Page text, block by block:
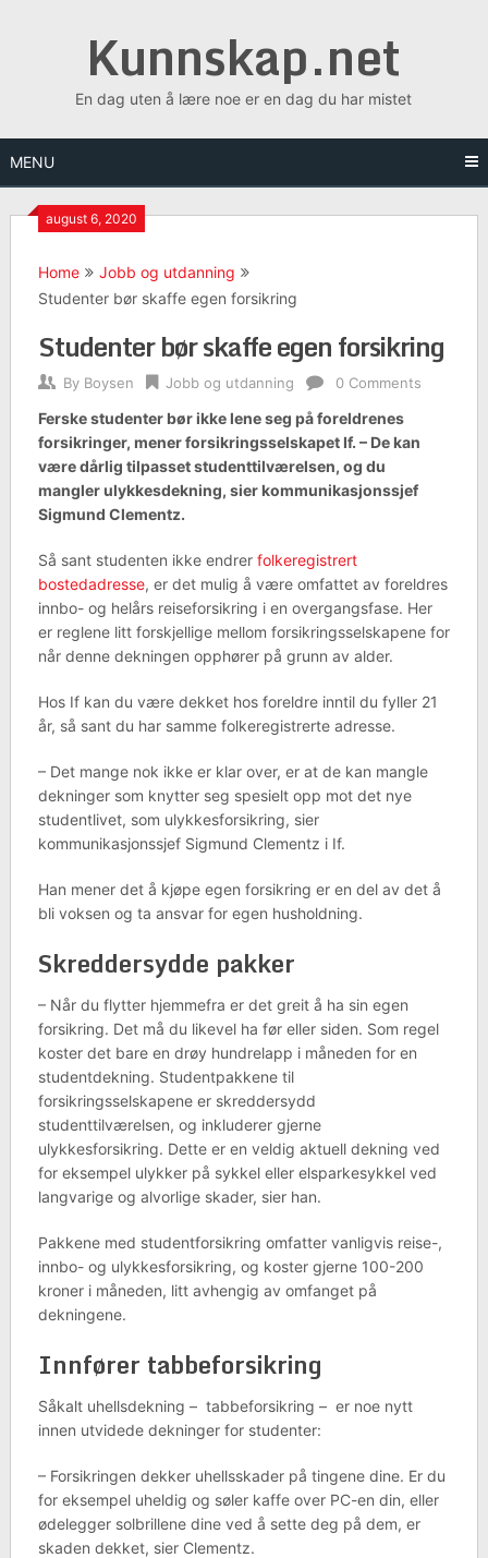
Kunnskap.net
En dag uten å lære noe er en dag du har mistet
MENU
august 6, 2020
Home
Jobb og utdanning
Studenter bør skaffe egen forsikring
Studenter bør skaffe egen forsikring
By Boysen Jobb og utdanning 0 Comments
Ferske studenter bør ikke lene seg på foreldrenes
forsikringer, mener forsikringsselskapet If. – De kan
være dårlig tilpasset studenttilværelsen, og du
mangler ulykkesdekning, sier kommunikasjonssjef
Sigmund Clementz.
Så sant studenten ikke endrer folkeregistrert
bostedadresse, er det mulig å være omfattet av foreldres
innbo- og helårs reiseforsikring i en overgangsfase. Her
er reglene litt forskjellige mellom forsikringsselskapene for
når denne dekningen opphører på grunn av alder.
Hos If kan du være dekket hos foreldre inntil du fyller 21
år, så sant du har samme folkeregistrerte adresse.
– Det mange nok ikke er klar over, er at de kan mangle
dekninger som knytter seg spesielt opp mot det nye
studentlivet, som ulykkesforsikring, sier
kommunikasjonssjef Sigmund Clementz i If.
Han mener det å kjøpe egen forsikring er en del av det å
bli voksen og ta ansvar for egen husholdning.
Skreddersydde pakker
– Når du flytter hjemmefra er det greit å ha sin egen
forsikring. Det må du likevel ha før eller siden. Som regel
koster det bare en drøy hundrelapp i måneden for en
studentdekning. Studentpakkene til
forsikringsselskapene er skreddersydd
studenttilværelsen, og inkluderer gjerne
ulykkesforsikring. Dette er en veldig aktuell dekning ved
for eksempel ulykker på sykkel eller elsparkesykkel ved
langvarige og alvorlige skader, sier han.
Pakkene med studentforsikring omfatter vanligvis reise-,
innbo- og ulykkesforsikring, og koster gjerne 100-200
kroner i måneden, litt avhengig av omfanget på
dekningene.
Innfører tabbeforsikring
Såkalt uhellsdekning – tabbeforsikring – er noe nytt
innen utvidede dekninger for studenter:
– Forsikringen dekker uhellsskader på tingene dine. Er du
for eksempel uheldig og søler kaffe over PC-en din, eller
ødelegger solbrillene dine ved å sette deg på dem, er
skaden dekket, sier Clementz.